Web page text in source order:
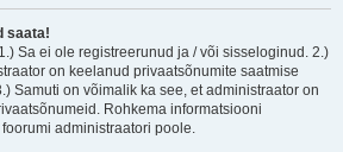
saata!
Sa ei ole registreerunud ja / või sisseloginud. 2.)
on keelanud privaatsõnumite saatmise
Samuti on võimalik ka see, et administraator on
Rohkema informatsiooni
administraatori poole.